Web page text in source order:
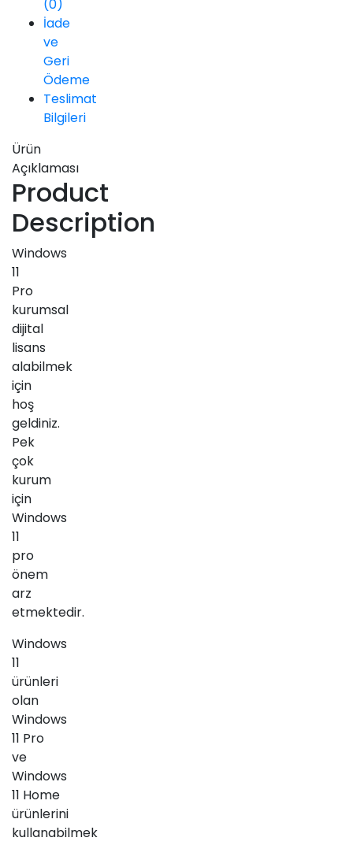
(0)
İade
ve
Geri
Ödeme
Teslimat
Bilgileri
Ürün
Açıklaması
Product
Description
Windows
11
Pro
kurumsal
dijital
lisans
alabilmek
için
hoş
geldiniz.
Pek
çok
kurum
için
Windows
11
pro
önem
arz
etmektedir.
Windows
11
ürünleri
olan
Windows
11 Pro
ve
Windows
11 Home
ürünlerini
kullanabilmek